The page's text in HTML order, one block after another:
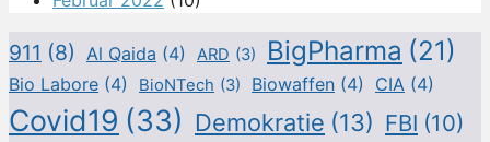
911 (8) Al Qaida (4) ARD (3) BigPharma (21)
Bio Labore (4) BioNTech (3) Biowaffen (4) CIA (4)
Covid19 (33) Demokratie (13) FBI (10)